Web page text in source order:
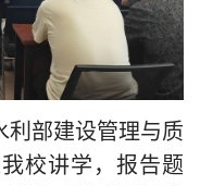
利部建设管理与质
校讲学，报告题